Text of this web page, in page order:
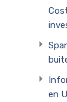
en